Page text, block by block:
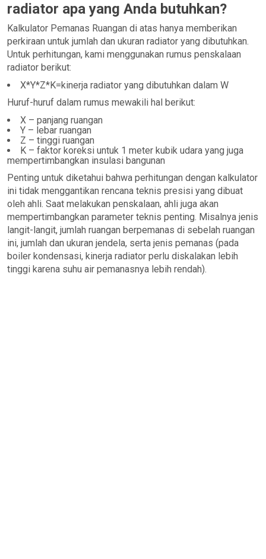
radiator apa yang Anda butuhkan?
Kalkulator Pemanas Ruangan di atas hanya memberikan
perkiraan untuk jumlah dan ukuran radiator yang dibutuhkan.
Untuk perhitungan, kami menggunakan rumus penskalaan
radiator berikut:
X*Y*Z*K=kinerja radiator yang dibutuhkan dalam W
Huruf-huruf dalam rumus mewakili hal berikut:
X – panjang ruangan
Y – lebar ruangan
Z – tinggi ruangan
K – faktor koreksi untuk 1 meter kubik udara yang juga
mempertimbangkan insulasi bangunan
Penting untuk diketahui bahwa perhitungan dengan kalkulator
ini tidak menggantikan rencana teknis presisi yang dibuat
oleh ahli. Saat melakukan penskalaan, ahli juga akan
mempertimbangkan parameter teknis penting. Misalnya jenis
langit-langit, jumlah ruangan berpemanas di sebelah ruangan
ini, jumlah dan ukuran jendela, serta jenis pemanas (pada
boiler kondensasi, kinerja radiator perlu diskalakan lebih
tinggi karena suhu air pemanasnya lebih rendah).